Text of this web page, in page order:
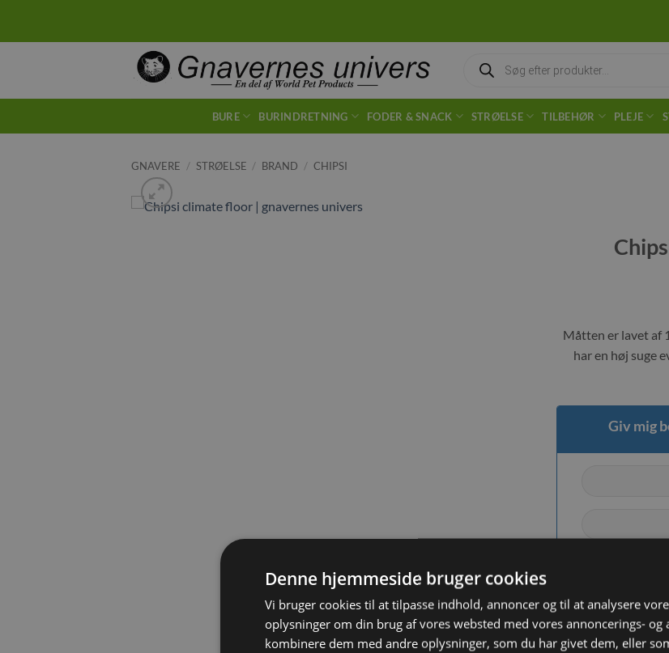
search
BURE BURINDRETNING FODER & SNACK STRØELSE TILBEHØR PLEJE
GNAVERE / STRØELSE / BRAND / CHIPSI
Måtten er lavet af
har en høj suge
Giv mig
Denne hjemmeside bruger cookies
Vi bruger cookies til at tilpasse indhold, annoncer og til at analysere
oplysninger om din brug af vores websted med vores annoncerings- og
kombinere dem med andre oplysninger, som du har givet dem, eller